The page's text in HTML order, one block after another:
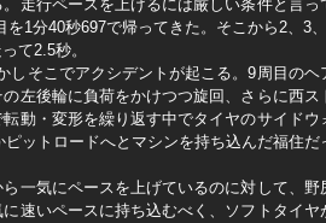
行ペースを上げるには厳しい条件と言っ
1分40秒697で帰ってきた。そこから2、3
て2.5秒。
そこでアクシデントが起こる。9周目のヘ
左後輪に負荷をかけつつ旋回、さらに西ス
動・変形を繰り返す中でタイヤのサイドウ
ットロードへとマシンを持ち込んだ福住だ
一気にペースを上げているのに対して、野
速いペースに持ち込むべく、ソフトタイヤ